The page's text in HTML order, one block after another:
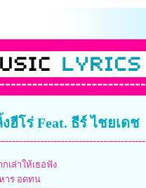
ฮีโร่ Feat. ธีร์ ไชยเดช
ล่าให้เธอฟัง
าร อดทน